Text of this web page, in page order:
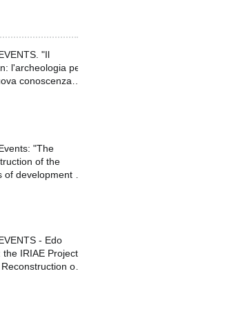
"Il
l'archeologia per
conoscenza
"The
of the
of development of
- Edo
the IRIAE Project
of